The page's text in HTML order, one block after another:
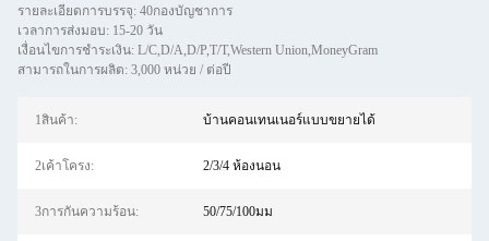
รายละเอียดการบรรจุ: 40กองบัญชาการ
เวลาการส่งมอบ: 15-20 วัน
เงื่อนไขการชำระเงิน: L/C,D/A,D/P,T/T,Western Union,MoneyGram
สามารถในการผลิต: 3,000 หน่วย / ต่อปี
1สินค้า: บ้านคอนเทนเนอร์แบบขยายได้
2เค้าโครง: 2/3/4 ห้องนอน
3การกันความร้อน: 50/75/100มม